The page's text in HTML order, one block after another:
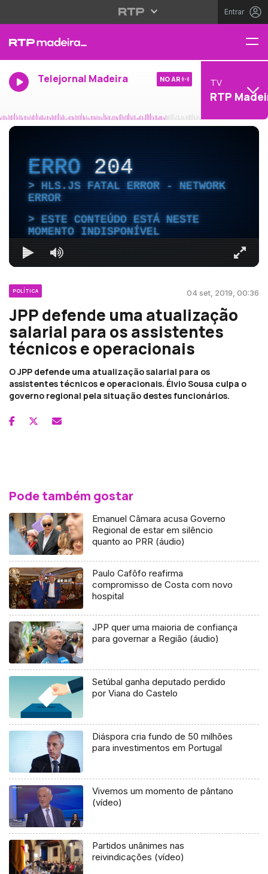
Entrar
Telejornal Madeira NO AR TV
RTP
ERRO204
HLS.JS FATAL ERROR - NETWORK
ERROR
ESTE CONTEÚDO ESTÁ NESTE
MOMENTO INDISPONÍVEL
POLÍTICA 04 set, 2019, 00:36
JPP defende uma atualização
salarial para os assistentes
técnicos e operacionais
O JPP defende uma atualização salarial para os
assistentes técnicos e operacionais. Élvio Sousa culpa o
governo regional pela situação destes funcionários.
Pode também gostar
Emanuel Câmara acusa Governo
Regional de estar em silêncio
quanto ao PRR (áudio)
Paulo Cafôfo reafirma
compromisso de Costa com novo
hospital
JPP quer uma maioria de confiança
para governar a Região (áudio)
Setúbal ganha deputado perdido
por Viana do Castelo
Diáspora cria fundo de 50 milhões
para investimentos em Portugal
Vivemos um momento de pântano
(vídeo)
Partidos unânimes nas
reivindicações (vídeo)